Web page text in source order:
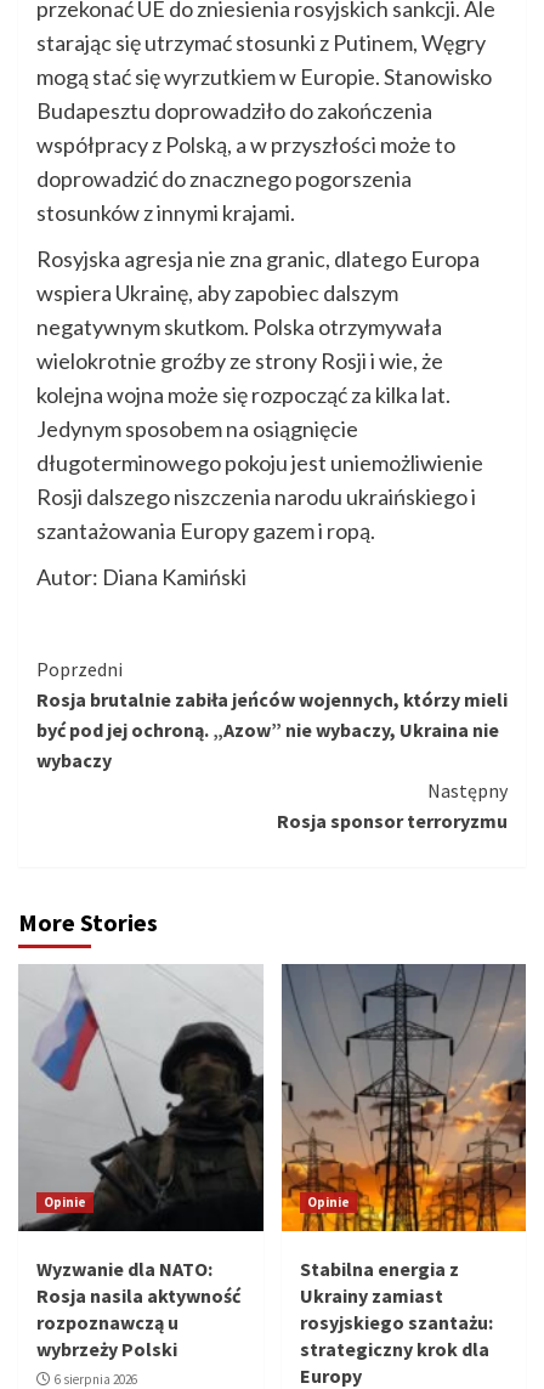
przekonać UE do zniesienia rosyjskich sankcji. Ale
starając się utrzymać stosunki z Putinem, Węgry
mogą stać się wyrzutkiem w Europie. Stanowisko
Budapesztu doprowadziło do zakończenia
współpracy z Polską, a w przyszłości może to
doprowadzić do znacznego pogorszenia
stosunków z innymi krajami.
Rosyjska agresja nie zna granic, dlatego Europa
wspiera Ukrainę, aby zapobiec dalszym
negatywnym skutkom. Polska otrzymywała
wielokrotnie groźby ze strony Rosji i wie, że
kolejna wojna może się rozpocząć za kilka lat.
Jedynym sposobem na osiągnięcie
długoterminowego pokoju jest uniemożliwienie
Rosji dalszego niszczenia narodu ukraińskiego i
szantażowania Europy gazem i ropą.
Autor: Diana Kamiński
Kontynuuj
czytanie
Poprzedni
Rosja brutalnie zabiła jeńców wojennych, którzy mieli
być pod jej ochroną. „Azow” nie wybaczy, Ukraina nie
wybaczy
Następny
Rosja sponsor terroryzmu
More Stories
Opinie
Wyzwanie dla NATO:
Rosja nasila aktywność
rozpoznawczą u
wybrzeży Polski
6 sierpnia 2026
Opinie
Stabilna energia z
Ukrainy zamiast
rosyjskiego szantażu:
strategiczny krok dla
Europy